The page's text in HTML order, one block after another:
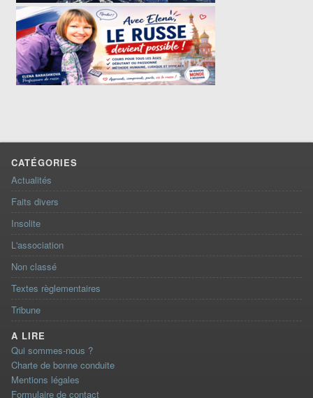
CATÉGORIES
Actualités
Faits divers
Insolite
L'association
Non classé
Textes règlementaires
Tribune
A LIRE
Qui sommes-nous ?
Charte de bonne conduite
Mentions légales
Formulaire de contact